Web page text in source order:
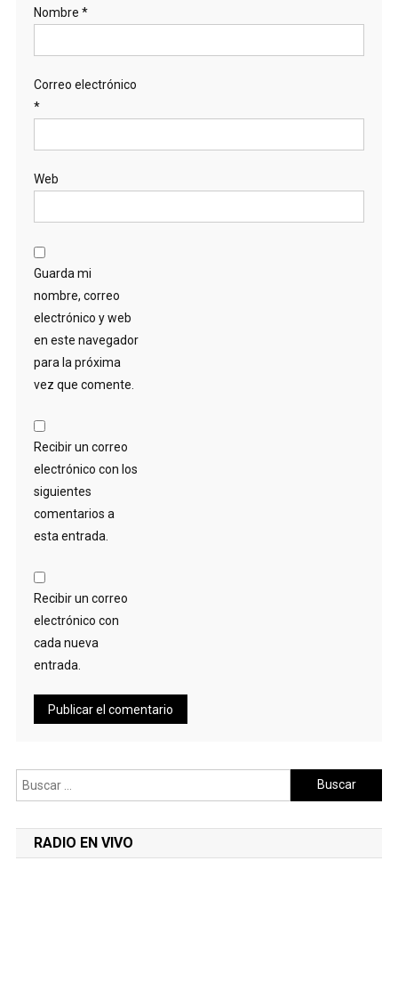
Nombre *
Correo electrónico
*
Web
Guarda mi
nombre, correo
electrónico y web
en este navegador
para la próxima
vez que comente.
Recibir un correo
electrónico con los
siguientes
comentarios a
esta entrada.
Recibir un correo
electrónico con
cada nueva
entrada.
Buscar:
RADIO EN VIVO